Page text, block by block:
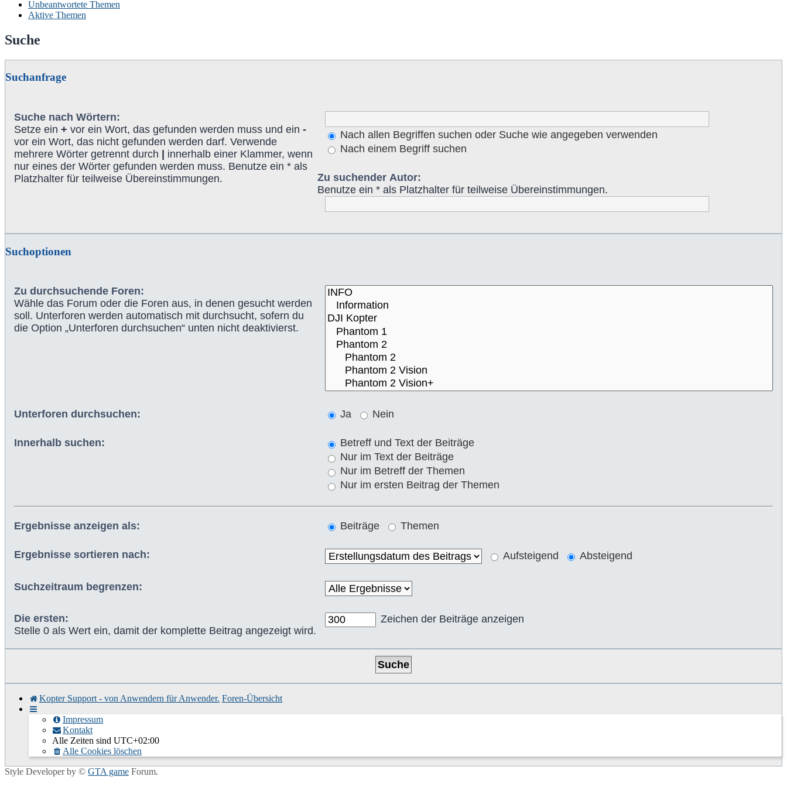
Unbeantwortete Themen
Aktive Themen
Suche
Suchanfrage
Suche nach Wörtern:
Setze ein+ vor ein Wort, das gefunden werden muss und ein-
vor ein Wort, das nicht gefunden werden darf. Verwende
mehrere Wörter getrennt durch | innerhalb einer Klammer, wenn
nur eines der Wörter gefunden werden muss. Benutze ein * als
Platzhalter für teilweise Übereinstimmungen.
Nach allen Begriffen suchen oder Suche wie angegeben verwenden
Nach einem Begriff suchen
Zu suchender Autor:
Benutze ein * als Platzhalter für teilweise Übereinstimmungen.
Suchoptionen
Zu durchsuchende Foren:
Wähle das Forum oder die Foren aus, in denen gesucht werden
soll. Unterforen werden automatisch mit durchsucht, sofern du
die Option „Unterforen durchsuchen“ unten nicht deaktivierst.
Unterforen durchsuchen: Ja Nein
Innerhalb suchen:
Betreff und Text der Beiträge
Nur im Text der Beiträge
Nur im Betreff der Themen
Nur im ersten Beitrag der Themen
Ergebnisse anzeigen als: Beiträge Themen
Ergebnisse sortieren nach: Aufsteigend Absteigend
Suchzeitraum begrenzen:
Die ersten:
Stelle 0 als Wert ein, damit der komplette Beitrag angezeigt wird.
Zeichen der Beiträge anzeigen
Kopter Support - von Anwendern für Anwender. Foren-Übersicht
Impressum
Kontakt
Alle Zeiten sind UTC+02:00
Alle Cookies löschen
Style Developer by © GTA game Forum.